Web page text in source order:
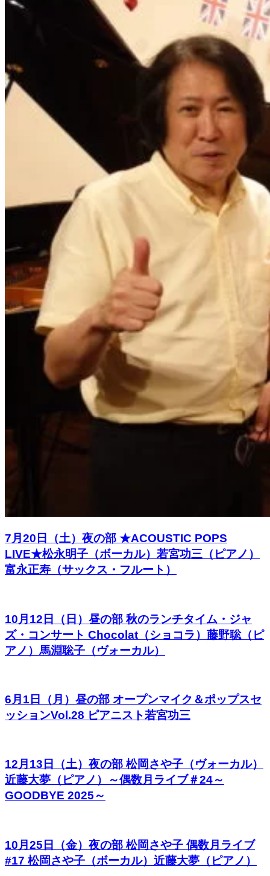
7月20日（土）夜の部 ★ACOUSTIC POPS
LIVE★松永明子（ボーカル）若宮功三（ピアノ）
富永正寿（サックス・フルート）
10月12日（日）昼の部 秋のランチタイム・ジャ
ズ・コンサート Chocolat（ショコラ）藤野聡（ピ
アノ）馬淵聡子（ヴォーカル）
6月1日（月）昼の部 オープンマイク＆ポップスセ
ッションVol.28 ピアニスト若宮功三
12月13日（土）夜の部 松岡さや子（ヴォーカル）
近藤大夢（ピアノ）～偶数月ライブ＃24～
GOODBYE 2025～
10月25日（金）夜の部 松岡さや⼦ 偶数⽉ライブ
#17 松岡さや子（ボーカル）近藤大夢（ピアノ）